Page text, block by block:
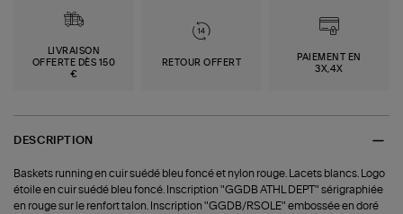
LIVRAISON
OFFERTE DÈS 150
€
RETOUR OFFERT
PAIEMENT EN
3X,4X
DESCRIPTION
Baskets running en cuir suédé bleu foncé et nylon rouge. Lacets blancs. Logo
étoile en cuir suédé bleu foncé. Inscription "GGDB ATHL DEPT" sérigraphiée
en rouge sur le renfort talon. Inscription "GGDB/RSOLE" embossée en doré